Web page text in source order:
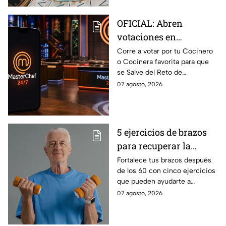
OFICIAL: Abren
votaciones en
MasterChef 24/7 para
que salves a un
Cocinero del Reto de
Eliminación de este
Corre a votar por tu Cocinero
o Cocinera favorita para que
se Salve del Reto de
Eliminación de MasterChef
07 agosto, 2026
5 ejercicios de brazos
para recuperar la
fuerza después de los
60
Fortalece tus brazos después
de los 60 con cinco ejercicios
que pueden ayudarte a
recuperar fuerza, movilidad y
07 agosto, 2026